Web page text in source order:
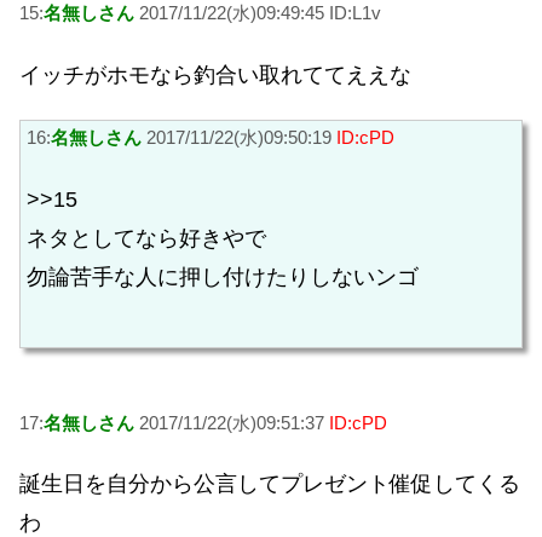
15:名無しさん 2017/11/22(水)09:49:45 ID:L1v
イッチがホモなら釣合い取れててええな
16:名無しさん 2017/11/22(水)09:50:19 ID:cPD
>>15
ネタとしてなら好きやで
勿論苦手な人に押し付けたりしないンゴ
17:名無しさん 2017/11/22(水)09:51:37 ID:cPD
誕生日を自分から公言してプレゼント催促してくる
わ